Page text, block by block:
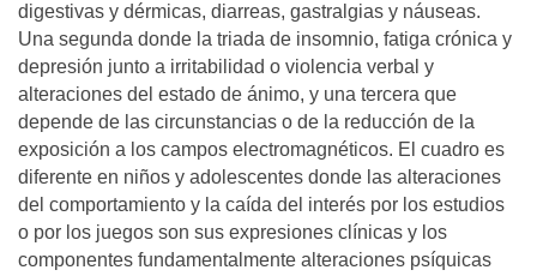
digestivas y dérmicas, diarreas, gastralgias y náuseas.
Una segunda donde la triada de insomnio, fatiga crónica y
depresión junto a irritabilidad o violencia verbal y
alteraciones del estado de ánimo, y una tercera que
depende de las circunstancias o de la reducción de la
exposición a los campos electromagnéticos. El cuadro es
diferente en niños y adolescentes donde las alteraciones
del comportamiento y la caída del interés por los estudios
o por los juegos son sus expresiones clínicas y los
componentes fundamentalmente alteraciones psíquicas